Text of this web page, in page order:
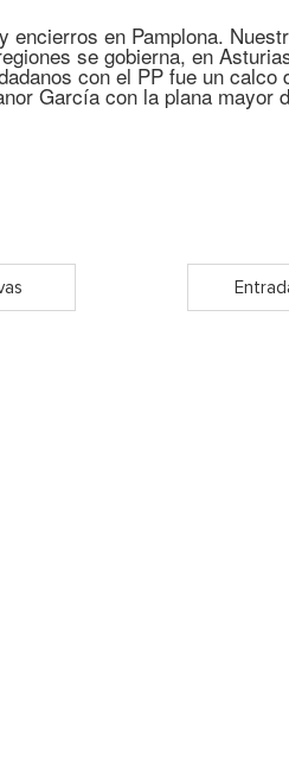
encierros en Pamplona.
se gobierna, en
con el PP fue un calco
García con la plana mayor